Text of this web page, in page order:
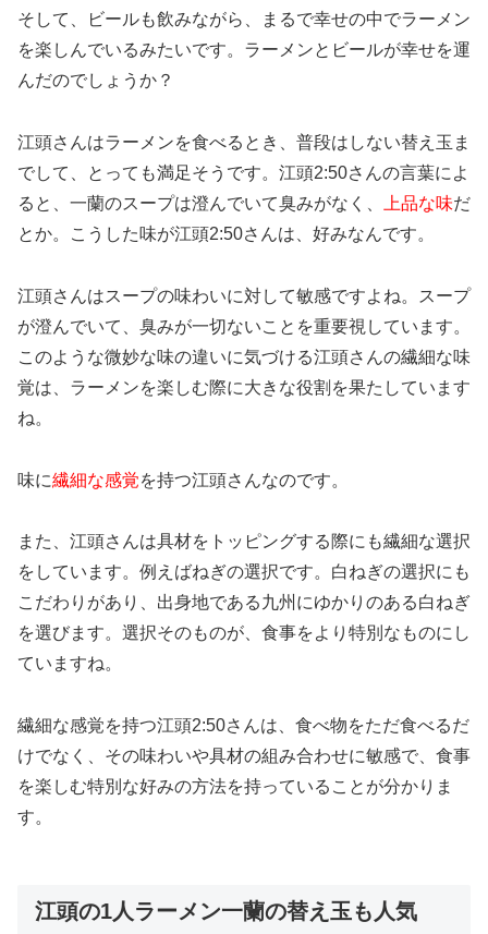
そして、ビールも飲みながら、まるで幸せの中でラーメン
を楽しんでいるみたいです。ラーメンとビールが幸せを運
んだのでしょうか？
江頭さんはラーメンを食べるとき、普段はしない替え玉ま
でして、とっても満足そうです。江頭2:50さんの言葉によ
ると、一蘭のスープは澄んでいて臭みがなく、
上品な味だ
とか。こうした味が江頭2:50さんは、好みなんです。
江頭さんはスープの味わいに対して敏感ですよね。スープ
が澄んでいて、臭みが一切ないことを重要視しています。
このような微妙な味の違いに気づける江頭さんの繊細な味
覚は、ラーメンを楽しむ際に大きな役割を果たしています
ね。
味に繊細な感覚を持つ江頭さんなのです。
また、江頭さんは具材をトッピングする際にも繊細な選択
をしています。例えばねぎの選択です。白ねぎの選択にも
こだわりがあり、出身地である九州にゆかりのある白ねぎ
を選びます。選択そのものが、食事をより特別なものにし
ていますね。
繊細な感覚を持つ江頭2:50さんは、食べ物をただ食べるだ
けでなく、その味わいや具材の組み合わせに敏感で、食事
を楽しむ特別な好みの方法を持っていることが分かりま
す。
江頭の1人ラーメン一蘭の替え玉も人気